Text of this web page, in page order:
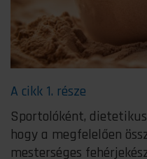
A cikk 1. része
Sportolóként,
hogy a megfelelően
mesterséges